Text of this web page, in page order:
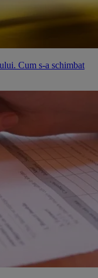
Cum s-a schimbat